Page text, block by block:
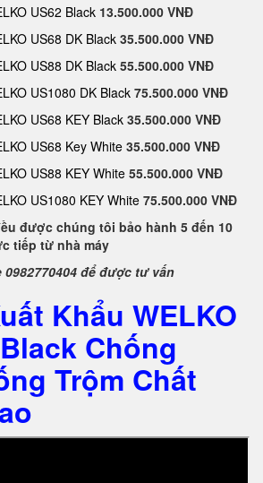
US62 Black 13.500.000 VNĐ
US68 DK Black 35.500.000 VNĐ
US88 DK Black 55.500.000 VNĐ
US1080 DK Black 75.500.000 VNĐ
US68 KEY Black 35.500.000 VNĐ
US68 Key White 35.500.000 VNĐ
US88 KEY White 55.500.000 VNĐ
US1080 KEY White 75.500.000 VNĐ
được chúng tôi bảo hành 5 đến 10
tiếp từ nhà máy
để được tư vấn
Khẩu WELKO
Chống
Trộm Chất